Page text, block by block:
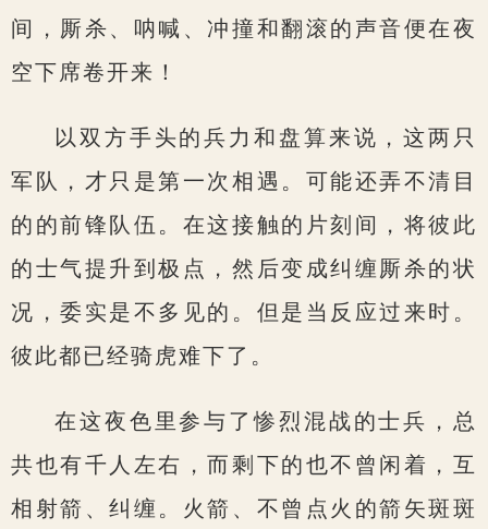
间，厮杀、呐喊、冲撞和翻滚的声音便在夜
空下席卷开来！
以双方手头的兵力和盘算来说，这两只
军队，才只是第一次相遇。可能还弄不清目
的的前锋队伍。在这接触的片刻间，将彼此
的士气提升到极点，然后变成纠缠厮杀的状
况，委实是不多见的。但是当反应过来时。
彼此都已经骑虎难下了。
在这夜色里参与了惨烈混战的士兵，总
共也有千人左右，而剩下的也不曾闲着，互
相射箭、纠缠。火箭、不曾点火的箭矢斑斑